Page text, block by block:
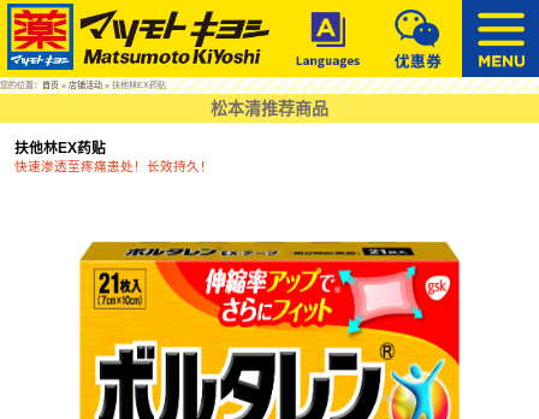
您的位置：首页»店铺活动» 扶他林EX药贴
松本清推荐商品
扶他林EX药贴
快速渗透至疼痛患处！长效持久！